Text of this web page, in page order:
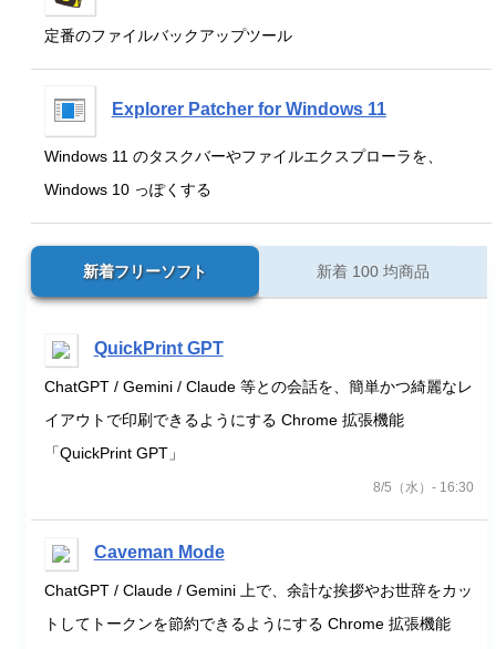
定番のファイルバックアップツール
Explorer Patcher for Windows 11
Windows 11 のタスクバーやファイルエクスプローラを、
Windows 10 っぽくする
新着フリーソフト 新着 100 均商品
QuickPrint GPT
ChatGPT / Gemini / Claude 等との会話を、簡単かつ綺麗なレ
イアウトで印刷できるようにする Chrome 拡張機能
「QuickPrint GPT」
8/5（水）- 16:30
Caveman Mode
ChatGPT / Claude / Gemini 上で、余計な挨拶やお世辞をカッ
トしてトークンを節約できるようにする Chrome 拡張機能